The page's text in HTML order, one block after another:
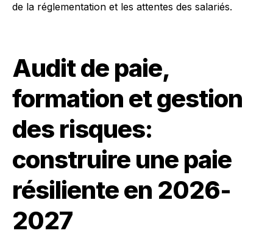
de la réglementation et les attentes des salariés.
Audit de paie,
formation et gestion
des risques:
construire une paie
résiliente en 2026-
2027